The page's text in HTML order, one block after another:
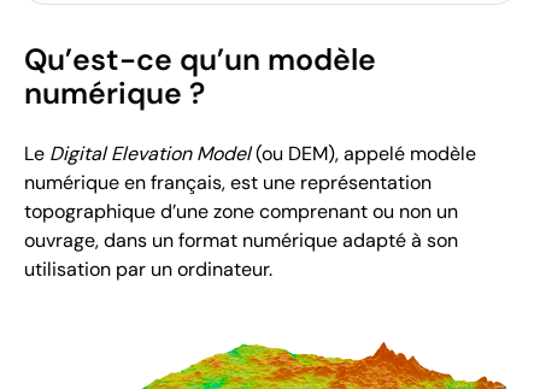
Qu’est-ce qu’un modèle
numérique ?
Le Digital Elevation Model(ou DEM), appelé modèle
numérique en français, est une représentation
topographique d’une zone comprenant ou non un
ouvrage, dans un format numérique adapté à son
utilisation par un ordinateur.